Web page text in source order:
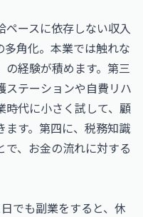
ースに依存しない収入
角化。本業では触れな
経験が積めます。第三
ステーションや自費リハ
時代に小さく試して、顧
す。第四に、税務知識
、お金の流れに対する
でも副業をすると、休